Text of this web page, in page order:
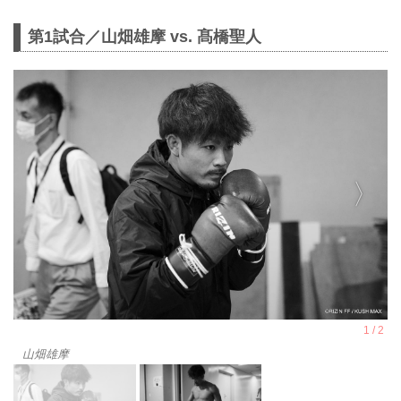
第1試合／山畑雄摩 vs. 髙橋聖人
山畑雄摩